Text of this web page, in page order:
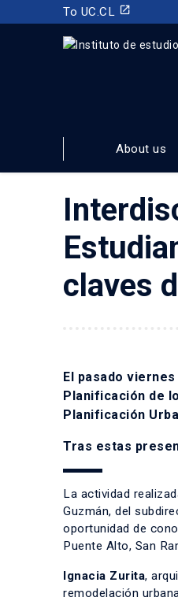
To UC.CL launch
Y
FACULTAD DEAbout us
claves
El pasado
Planificación de
Planificación
Tras estas
La actividad
Guzmán, del
oportunidad de
Puente Alto, San
Ignacia Zurita,
remodelación